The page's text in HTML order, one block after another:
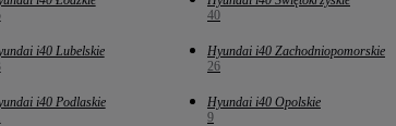
40
i40 Lubelskie
Hyundai i40 Zachodniopomorskie
26
i40 Podlaskie
Hyundai i40 Opolskie
9